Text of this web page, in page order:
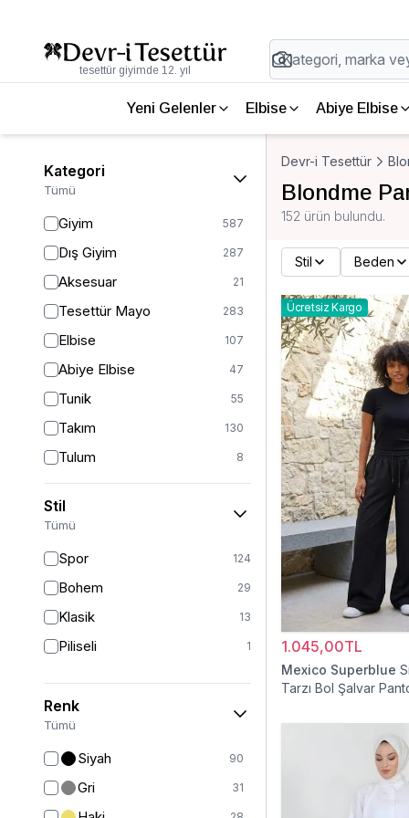
tesettür giyimde 12. yıl
Yeni Gelenler Elbise Abiye Elbise
Kategori
Tümü
Giyim 587
Dış Giyim 287
Aksesuar 21
Tesettür Mayo 283
Elbise 107
Abiye Elbise 47
Tunik 55
Takım 130
Tulum 8
Pantolon 152
Etek 19
Ferace 126
Kap & Pardesü
Trençkot
Hırka
Stil
Tümü
Spor 124
Bohem 29
Klasik 13
Piliseli 1
Renk
Tümü
Siyah 90
Gri 31
Devr-i Tesettür
Blondme
152 ürün bulundu.
Stil Beden
Ücretsiz Kargo
1.045,00TL
Mexico Superblue
Tarzı Bol Şalvar